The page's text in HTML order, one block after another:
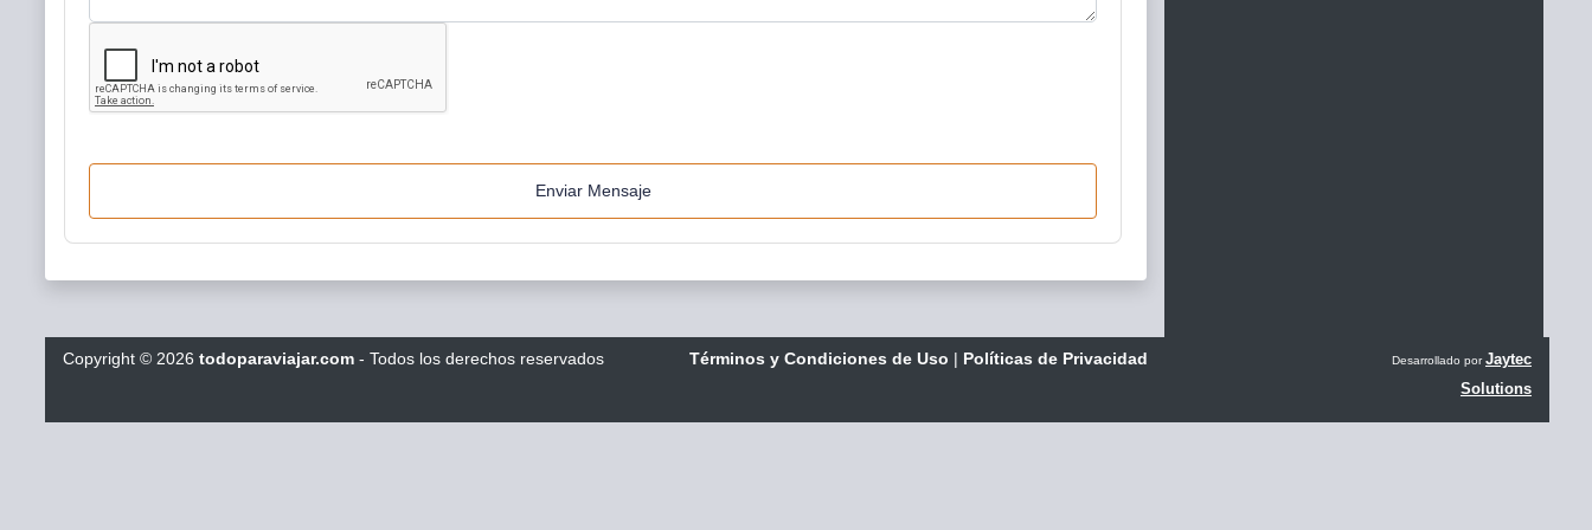
Enviar Mensaje
Copyright © 2026 todoparaviajar.com - Todos los derechos reservados Términos y Condiciones de Uso | Políticas de Privacidad Desarrollado porJaytec
Solutions